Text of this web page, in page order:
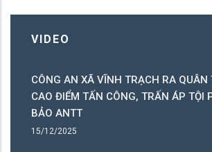
VIDEO
CÔNG AN XÃ VĨNH TRẠCH RA QUÂN
CAO ĐIỂM TẤN CÔNG, TRẤN ÁP TỘI
BẢO ANTT
15/12/2025